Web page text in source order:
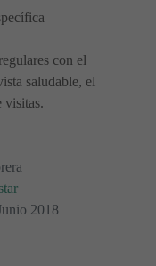
con el
saludable, el
visitas.
2018
trastorno de ansiedad
debe decir a alguien con